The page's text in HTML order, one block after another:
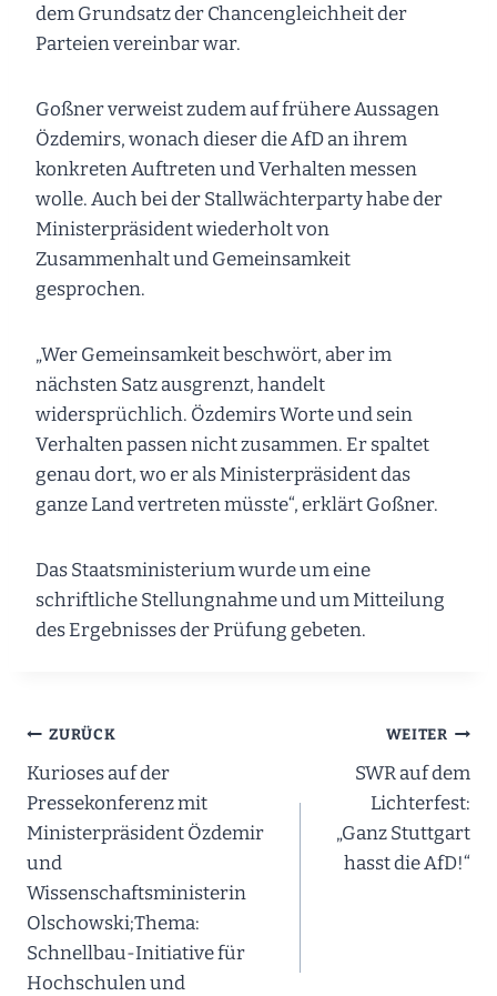
dem Grundsatz der Chancengleichheit der
Parteien vereinbar war.
Goßner verweist zudem auf frühere Aussagen
Özdemirs, wonach dieser die AfD an ihrem
konkreten Auftreten und Verhalten messen
wolle. Auch bei der Stallwächterparty habe der
Ministerpräsident wiederholt von
Zusammenhalt und Gemeinsamkeit
gesprochen.
„Wer Gemeinsamkeit beschwört, aber im
nächsten Satz ausgrenzt, handelt
widersprüchlich. Özdemirs Worte und sein
Verhalten passen nicht zusammen. Er spaltet
genau dort, wo er als Ministerpräsident das
ganze Land vertreten müsste“, erklärt Goßner.
Das Staatsministerium wurde um eine
schriftliche Stellungnahme und um Mitteilung
des Ergebnisses der Prüfung gebeten.
Beitragsnavigation
ZURÜCK
Kurioses auf der
Pressekonferenz mit
Ministerpräsident Özdemir
und
Wissenschaftsministerin
Olschowski;Thema:
Schnellbau-Initiative für
Hochschulen und
WEITER
SWR auf dem
Lichterfest:
„Ganz Stuttgart
hasst die AfD!“